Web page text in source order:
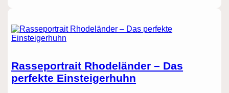
Rasseportrait Rhodeländer – Das
perfekte Einsteigerhuhn